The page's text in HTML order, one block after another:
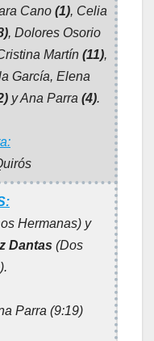
Cano (1), Celia
, Dolores Osorio
Martín (11),
García, Elena
y Ana Parra (4).
Hermanas) y
Dantas (Dos
Parra (9:19)